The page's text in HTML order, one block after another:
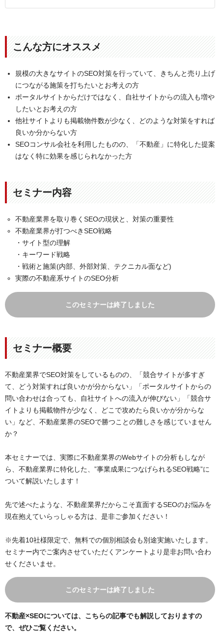
こんな方にオススメ
規模の大きなサイトのSEO対策を行っていて、きちんと売り上げ
につながる施策を打ちたいとお考えの方
ポータルサイトからだけではなく、自社サイトからの流入も増や
したいとお考えの方
他社サイトよりも掲載物件数が少なく、どのような対策をすれば
良いか分からない方
SEOコンサル会社を利用したものの、「不動産」に特化した提案
はなく特に効果を感じられなかった方
セミナー内容
不動産業界を取り巻くSEOの現状と、対策の重要性
不動産業界が打つべきSEO戦略
・サイト型の理解
・キーワード戦略
・戦術と施策(内部、外部対策、テクニカル面など)
実際の不動産系サイトのSEO分析
このセミナーは終了しました
セミナー概要
不動産業界でSEO対策をしているものの、「競合サイトが多すぎ
て、どう対策すれば良いかが分からない」「ポータルサイトからの
問い合わせは合っても、自社サイトへの流入が伸びない」「競合サ
イトよりも掲載物件が少なく、どこで攻めたら良いかが分からな
い」など、不動産業界のSEOで勝つことの難しさを感じていません
か？
本セミナーでは、実際に不動産業界のWebサイトの分析もしなが
ら、不動産業界に特化した、”事業成果につなげられるSEO戦略”に
ついて解説いたします！
先で述べたような、不動産業界だからこそ直面するSEOのお悩みを
現在抱えていらっしゃる方は、是非ご参加ください！
※先着10社様限定で、無料での個別相談会も別途実施いたします。
セミナー内でご案内させていただくアンケートより是非お問い合わ
せくださいませ。
このセミナーは終了しました
不動産×SEOについては、こちらの記事でも解説しておりますの
で、ぜひご覧ください。